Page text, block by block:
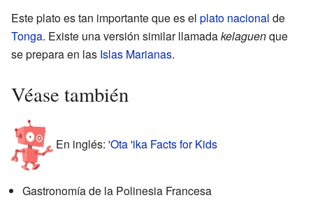
Este plato es tan importante que es el plato nacional de
Tonga. Existe una versión similar llamadakelaguenque
se prepara en las Islas Marianas.
Véase también
En inglés: 'Ota 'ika Facts for Kids
Gastronomía de la Polinesia Francesa